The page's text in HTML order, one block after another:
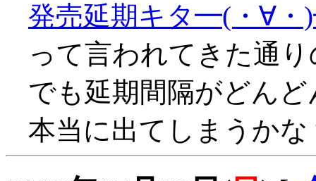
発売延期キタ━(・∀
って言われてきた通
でも延期間隔がどん
本当に出てしまうか